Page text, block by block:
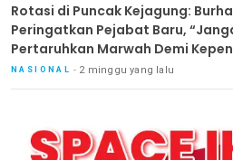
Rotasi di Puncak Kejagung:
Peringatkan Pejabat Baru,
Pertaruhkan Marwah Demi
Pribadi”
NASIONAL 2 minggu yang lalu